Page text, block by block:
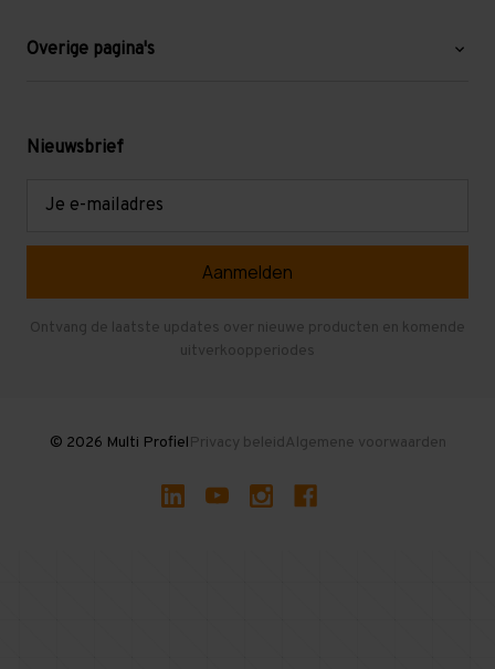
Blog
Levering en afhalen
Overige pagina's
Mezzanine
Gebruikte entresolvloeren
Nieuwsbrief
Ontvang de laatste updates over nieuwe producten en komende
uitverkoopperiodes
© 2026 Multi ProfielPrivacy beleidAlgemene voorwaarden